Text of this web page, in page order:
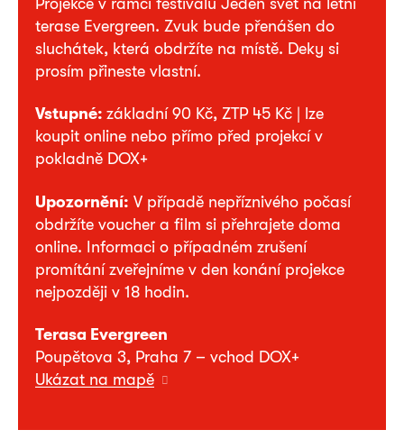
terase Evergreen. Zvuk bude přenášen do
sluchátek, která obdržíte na místě. Deky si
prosím přineste vlastní.
Vstupné: základní 90 Kč, ZTP 45 Kč | lze
koupit online nebo přímo před projekcí v
pokladně DOX+
Upozornění: V případě nepříznivého počasí
obdržíte voucher a film si přehrajete doma
online. Informaci o případném zrušení
promítání zveřejníme v den konání projekce
nejpozději v 18 hodin.
Terasa Evergreen
Poupětova 3, Praha 7 – vchod DOX+
Ukázat na mapě